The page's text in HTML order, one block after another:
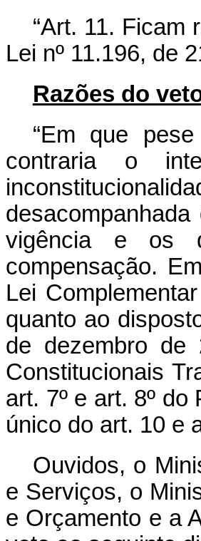
“Art. 11. Ficam
Lei nº 11.196, de
Razões do
“Em que
contraria o
vigência e os
compensação.
Lei
quanto ao
de dezembro
Constitucionais
art. 7º e art. 8º
único do art. 10 e
Ouvidos, o
e Serviços, o
e Orçamento e a